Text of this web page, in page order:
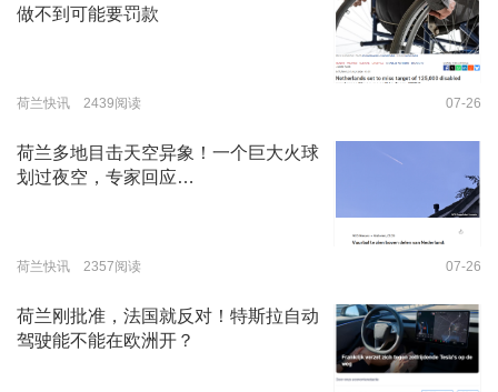
做不到可能要罚款
荷兰快讯 2439阅读 07-26
荷兰多地目击天空异象！一个巨大火球
划过夜空，专家回应…
荷兰快讯 2357阅读 07-26
荷兰刚批准，法国就反对！特斯拉自动
驾驶能不能在欧洲开？